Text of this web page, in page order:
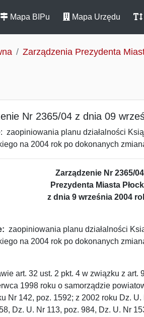
Mapa BIPu Mapa Urzędu
Zarządzenia Prezydenta
Nr 2365/04 z dnia 09
zaopiniowania planu działalności
na 2004 rok po dokonanych
Zarządzenie Nr 2365/04
Prezydenta Miasta
z dnia 9 września 2004
zaopiniowania planu działalności
na 2004 rok po dokonanych
art. 32 ust. 2 pkt. 4 w związku z art.
1998 roku o samorządzie
Nr 142, poz. 1592; z 2002 roku Dz.
Dz. U. Nr 113, poz. 984, Dz. U. Nr